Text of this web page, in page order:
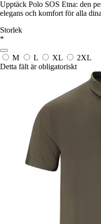
Upptäck Polo SOS Etna: den
elegans och komfort för alla
Storlek
*
M L XL
2XL
Detta fält är obligatoriskt